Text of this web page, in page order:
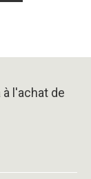
l'achat de